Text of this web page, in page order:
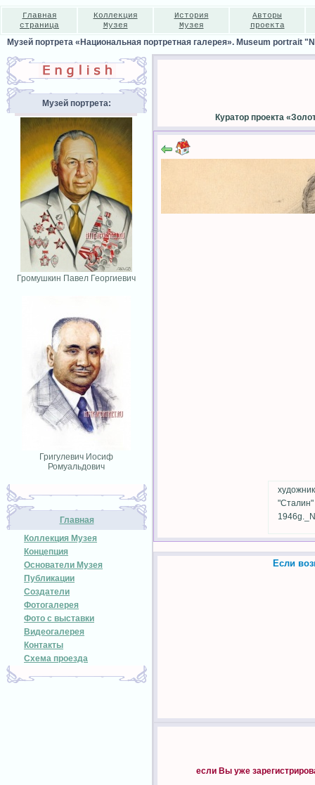
Главная
страница
Коллекция
Музея
История
Музея
Авторы
проекта
Музей портрета «Национальная портретная галерея». Museum portrait
Музей портрета:
Громушкин Павел Георгиевич
Григулевич Иосиф
Ромуальдович
Главная
Коллекция Музея
Концепция
Основатели Музея
Публикации
Создатели
Фотогалерея
Фото с выставки
Видеогалерея
Контакты
Схема проезда
Куратор проекта
"Сталин"
Если
если Вы уже